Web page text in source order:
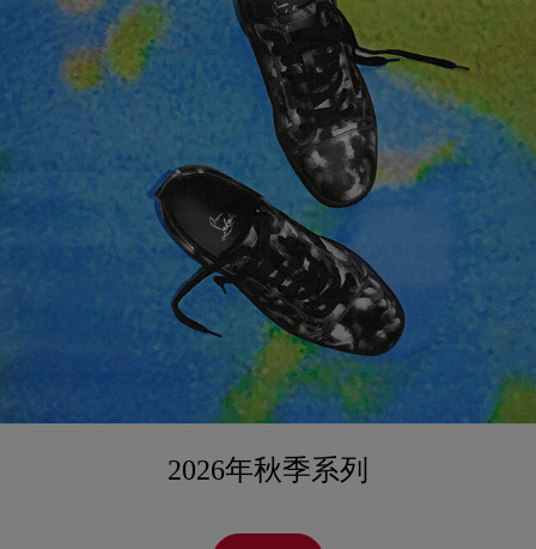
2026年秋季系列